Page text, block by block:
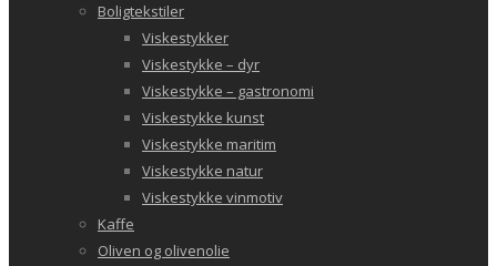
Boligtekstiler
Viskestykker
Viskestykke – dyr
Viskestykke – gastronomi
Viskestykke kunst
Viskestykke maritim
Viskestykke natur
Viskestykke vinmotiv
Kaffe
Oliven og olivenolie